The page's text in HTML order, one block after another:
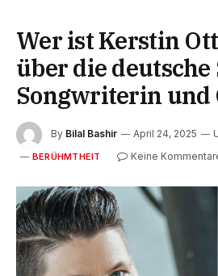
Wer ist Kerstin
über die
Songwriterin
By Bilal Bashir April 24, 2025
BERÜHMTHEIT Keine